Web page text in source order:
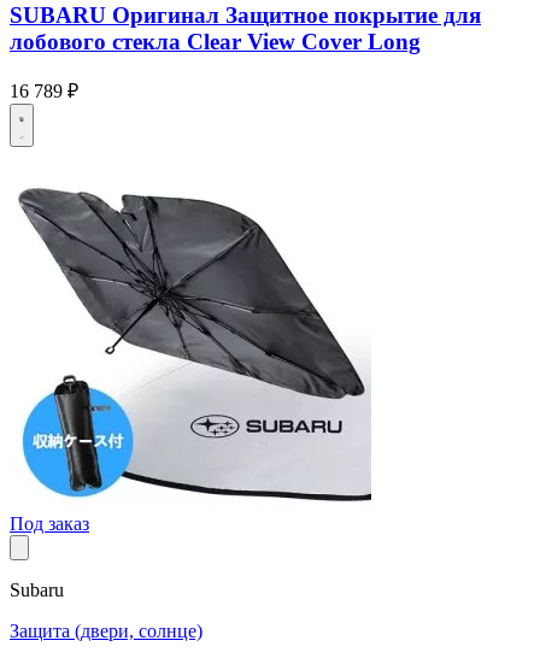
SUBARU Оригинал Защитное покрытие для
лобового стекла Clear View Cover Long
16 789 ₽
Под заказ
Subaru
Защита (двери, солнце)